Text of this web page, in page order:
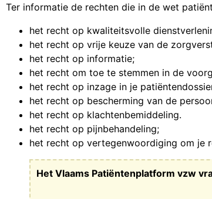
Ter informatie de rechten die in de wet
het recht op kwaliteitsvolle
het recht op vrije keuze van de
het recht op informatie;
het recht om toe te stemmen in de
het recht op inzage in je
het recht op bescherming van de
het recht op klachtenbemiddeling.
het recht op pijnbehandeling;
het recht op vertegenwoordiging om je
Het Vlaams Patiëntenplatform vzw